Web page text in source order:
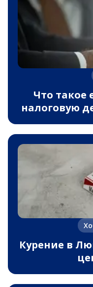
Что такое
налоговую
Курение в